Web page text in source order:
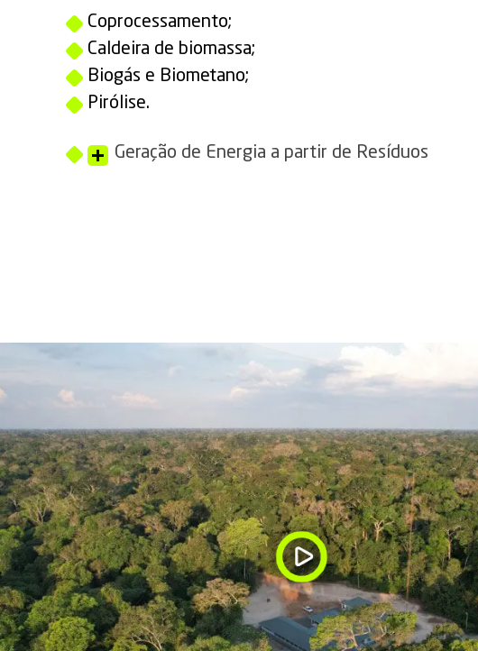
Coprocessamento;
Caldeira de biomassa;
Biogás e Biometano;
Pirólise.
Geração de Energia a partir de Resíduos